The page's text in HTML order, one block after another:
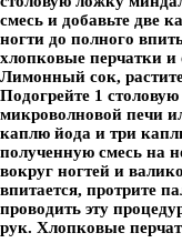
смесь и добавьте две
ногти до полного
хлопковые перчатки и
Лимонный сок,
Подогрейте 1
микроволновой печи
каплю йода и три
полученную смесь на
вокруг ногтей и
впитается, протрите
проводить эту
рук. Хлопковые